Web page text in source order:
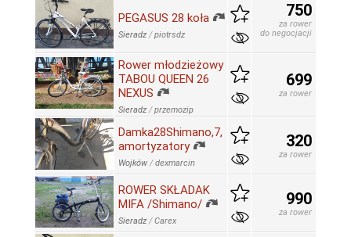
PEGASUS 28 koła
Sieradz /piotrsdz
750
za rower
do negocjacji
Rower młodzieżowy
TABOU QUEEN 26
NEXUS
Sieradz /przemozip
699
za rower
Damka28Shimano,7,
amortyzatory
Wojków /dexmarcin
320
za rower
ROWER SKŁADAK
MIFA /Shimano/
Sieradz /Carex
990
za rower